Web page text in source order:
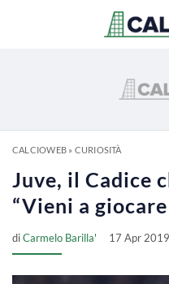
CALCIOWEB» CURIOSITÀ
Juve, il Cadice
“Vieni a
diCarmelo Barilla' 17 Apr